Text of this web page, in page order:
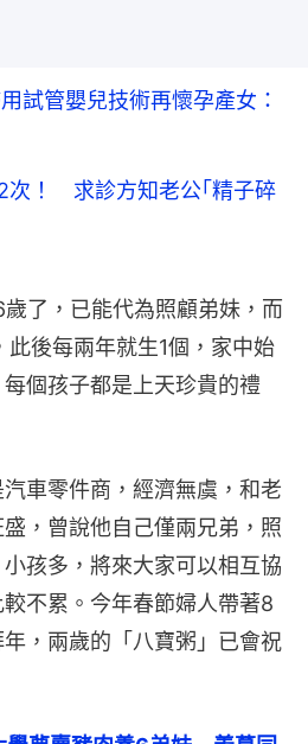
管嬰兒技術再懷孕產女：
次！ 求診方知老公｢精子碎
了，已能代為照顧弟妹，而
後每兩年就生1個，家中始
個孩子都是上天珍貴的禮
車零件商，經濟無虞，和老
，曾說他自己僅兩兄弟，照
孩多，將來大家可以相互協
不累。今年春節婦人帶著8
，兩歲的「八寶粥」已會祝